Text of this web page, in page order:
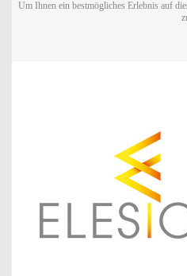
Um Ihnen ein bestmögliches Erlebnis auf